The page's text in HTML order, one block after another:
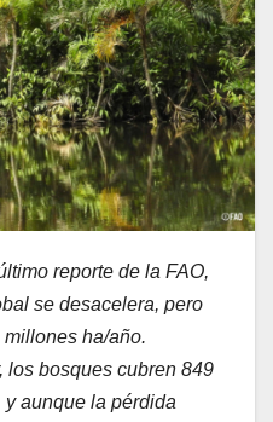
reporte de la FAO,
se desacelera, pero
ha/año.
los bosques cubren 849
aunque la pérdida